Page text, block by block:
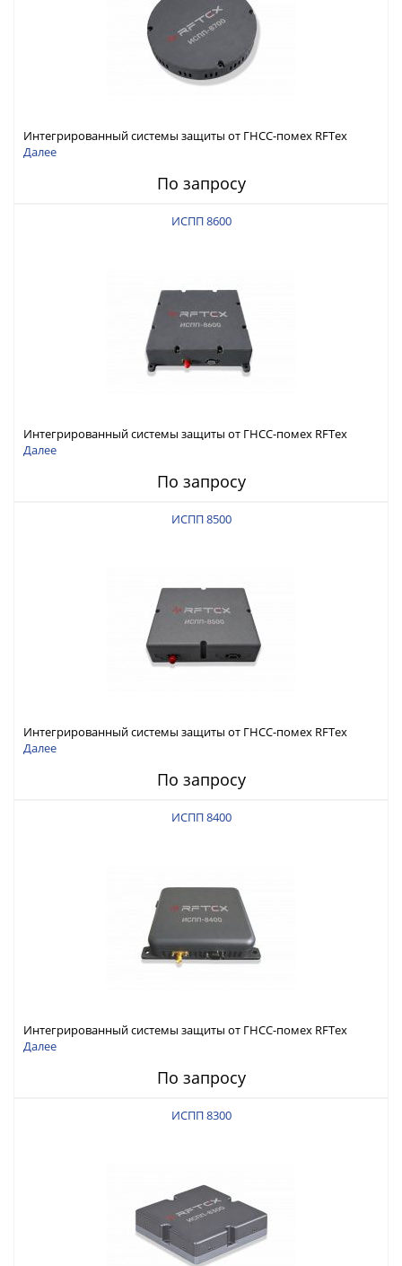
Интегрированный системы защиты от ГНСС-помех RFТех
ИСПП 8700
Далее
По запросу
ИСПП 8600
Интегрированный системы защиты от ГНСС-помех RFТех
ИСПП 8600
Далее
По запросу
ИСПП 8500
Интегрированный системы защиты от ГНСС-помех RFТех
ИСПП 8500
Далее
По запросу
ИСПП 8400
Интегрированный системы защиты от ГНСС-помех RFТех
ИСПП 8400
Далее
По запросу
ИСПП 8300